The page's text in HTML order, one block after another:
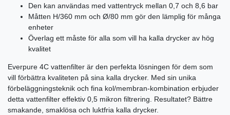
Den kan användas med vattentryck mellan 0,7 och 8,6 bar
Måtten H/360 mm och Ø/80 mm gör den lämplig för många
enheter
Överlag ett måste för alla som vill ha kalla drycker av hög
kvalitet
Everpure 4C vattenfilter är den perfekta lösningen för dem som
vill förbättra kvaliteten på sina kalla drycker. Med sin unika
förbeläggningsteknik och fina kol/membran-kombination erbjuder
detta vattenfilter effektiv 0,5 mikron filtrering. Resultatet? Bättre
smakande, smaklösa och luktfria kalla drycker.